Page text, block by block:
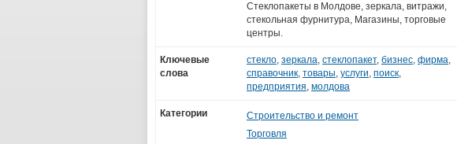
Стеклопакеты в Молдове, зеркала, витражи,
стекольная фурнитура, Магазины, торговые
центры.
Ключевые
слова
стекло, зеркала, стеклопакет, бизнес, фирма,
справочник, товары, услуги, поиск,
предприятия, молдова
Категории
Строительство и ремонт
Торговля